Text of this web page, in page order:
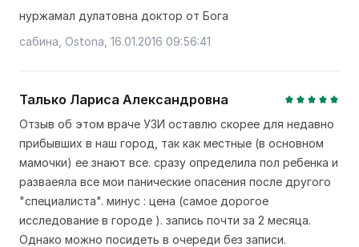
нуржамал дулатовна доктор от Бога
сабина, Ostona, 16.01.2016 09:56:41
Талько Лариса Александровна
Отзыв об этом враче УЗИ оставлю скорее для недавно
прибывших в наш город, так как местные (в основном
мамочки) ее знают все. сразу определила пол ребенка и
разваеяла все мои панические опасения после другого
"специалиста". минус : цена (самое дорогое
исследование в городе ). запись почти за 2 месяца.
Однако можно посидеть в очереди без записи.